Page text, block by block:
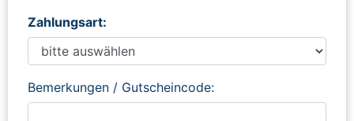
Zahlungsart:
Bemerkungen / Gutscheincode: